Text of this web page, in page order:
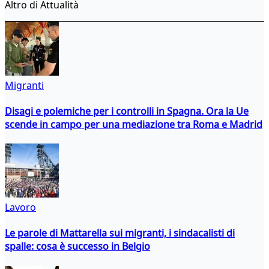
Altro di Attualità
Migranti
Disagi e polemiche per i controlli in Spagna. Ora la Ue
scende in campo per una mediazione tra Roma e Madrid
Lavoro
Le parole di Mattarella sui migranti, i sindacalisti di
spalle: cosa è successo in Belgio